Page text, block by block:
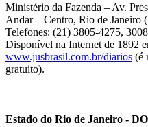
Ministério da Fazenda – Av.
Andar – Centro, Rio de Janeiro
Telefones: (21) 3805-4275,
Disponível na Internet de 1892
www.jusbrasil.com.br/diarios (é
gratuito).
Estado do Rio de Janeiro -